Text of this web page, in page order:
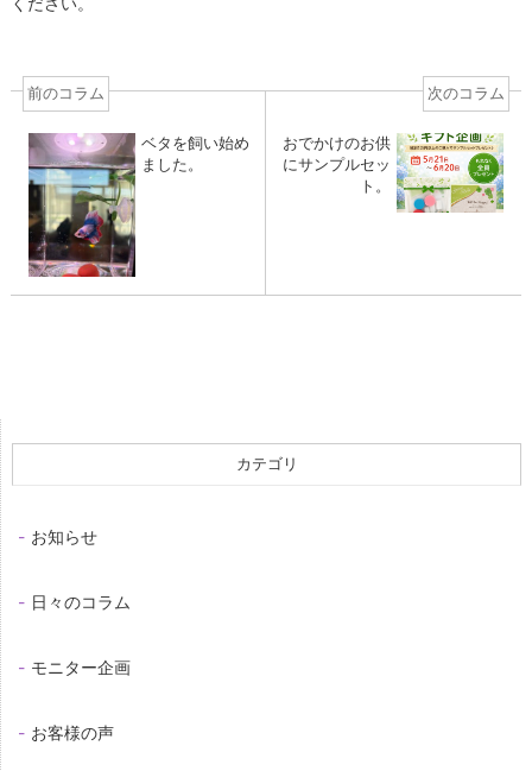
ください。
前のコラム
ベタを飼い始め
ました。
次のコラム
おでかけのお供
にサンプルセッ
ト。
カテゴリ
お知らせ
日々のコラム
モニター企画
お客様の声